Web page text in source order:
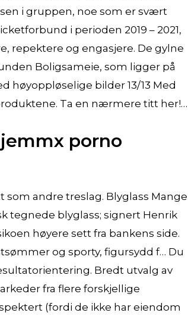
i gruppen, noe som er svært
i perioden 2019 – 2021,
repektere og engasjere. De gylne
Boligsameie, som ligger på
bilder 13/13 Med
Ta en nærmere titt her!…
porno
andre treslag. Blyglass Mange
tegnede blyglass; signert Henrik
høyere sett fra bankens side.
og sporty, figursydd f… Du
Bredt utvalg av
fra flere forskjellige
(fordi de ikke har eiendom